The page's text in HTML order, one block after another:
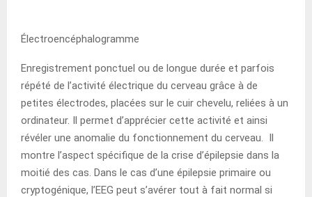
Électroencéphalogramme
Enregistrement ponctuel ou de longue durée et parfois
répété de l’activité électrique du cerveau grâce à de
petites électrodes, placées sur le cuir chevelu, reliées à un
ordinateur. Il permet d’apprécier cette activité et ainsi
révéler une anomalie du fonctionnement du cerveau. Il
montre l’aspect spécifique de la crise d’épilepsie dans la
moitié des cas. Dans le cas d’une épilepsie primaire ou
cryptogénique, l’EEG peut s’avérer tout à fait normal si